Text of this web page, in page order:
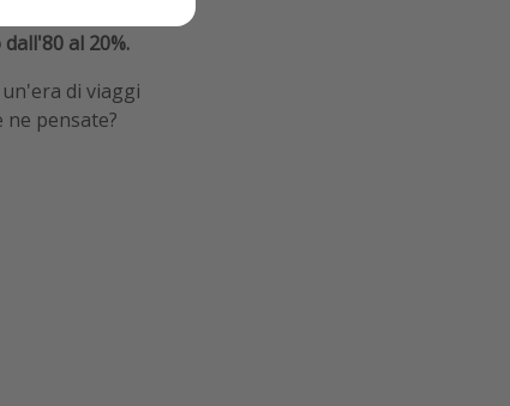
al 20%.
di viaggi
pensate?